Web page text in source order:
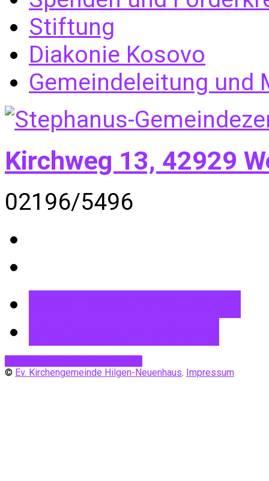
Stiftung
Diakonie Kosovo
Gemeindeleitung und
Kirchweg 13, 42929
02196/5496
© Ev. Kirchengemeinde Hilgen-Neuenhaus. Impressum